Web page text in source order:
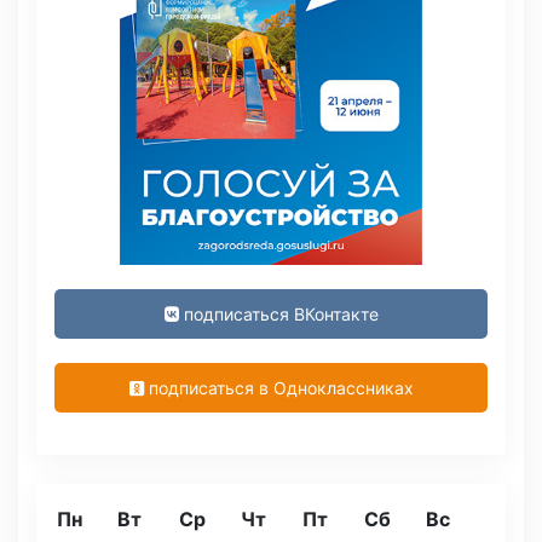
подписаться ВКонтакте
подписаться в Одноклассниках
Пн Вт Ср Чт Пт Сб
Вс